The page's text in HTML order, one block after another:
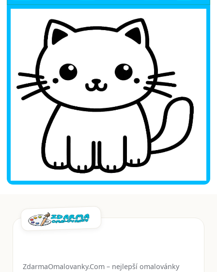
ZdarmaOmalovanky.Com – nejlepší omalovánky